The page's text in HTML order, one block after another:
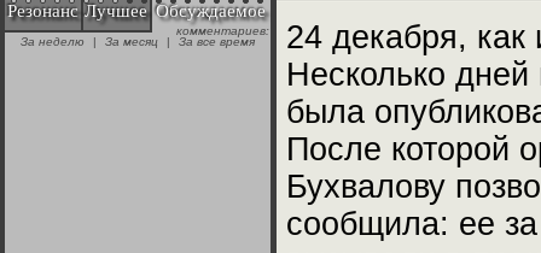
"Аркадий Коц" на
эгалите-фесте "Не
Резонанс Лучшее Обсуждаемое
комментариев:
За неделю
| За месяц | За все время
24 декабря,
Несколько дней
была
После которой
Бухвалову
сообщила: ее